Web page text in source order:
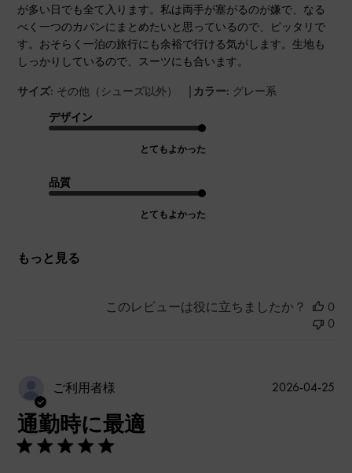
が多い日でも全て入ります。私は両手が塞がるのが嫌で、なる
べく一つのカバンにまとめたいと思っているので、ピッタリで
す。おそらく一泊の旅行にも余裕で行ける気がします。生地も
しっかりしているので、スーツにも合います。
サイズ: その他（シューズ以外） | カラー: グレー系
デザイン
とてもよかった
品質
とてもよかった
もっと見る
このレビューは役に立ちましたか？
0
0
ご利用者様
通勤時に最適
公
2026-04-25